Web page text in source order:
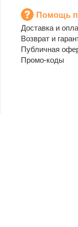
Помощь
Доставка и
Возврат и
Публичная
Промо-коды